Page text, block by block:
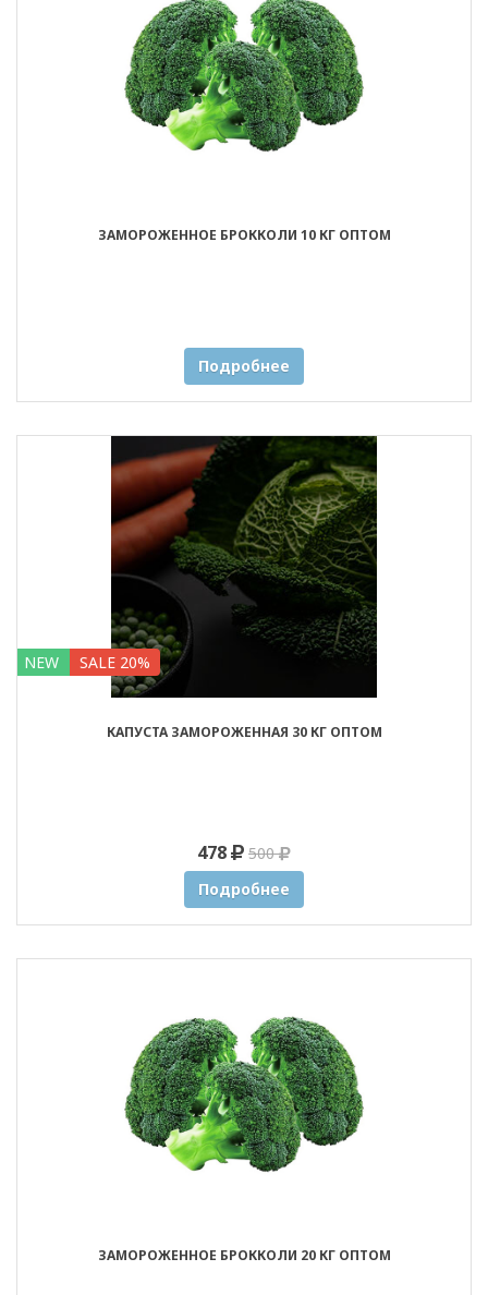
ЗАМОРОЖЕННОЕ БРОККОЛИ 10 КГ ОПТОМ
Подробнее
NEW SALE 20%
КАПУСТА ЗАМОРОЖЕННАЯ 30 КГ ОПТОМ
478
500
Подробнее
ЗАМОРОЖЕННОЕ БРОККОЛИ 20 КГ ОПТОМ